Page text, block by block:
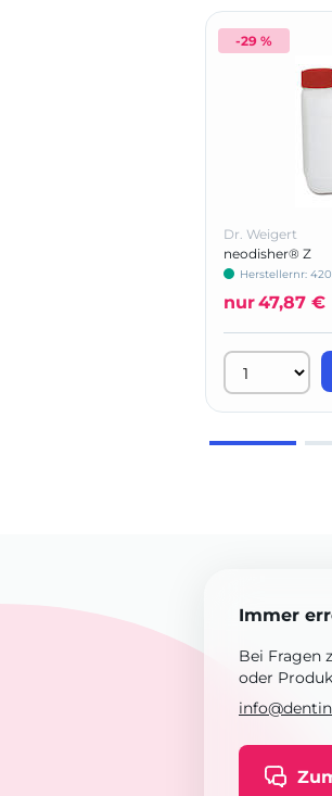
-29 %
Dr. Weigert
neodisher® Z
Herstellernr:
nur47,87 €
Immer
Bei Fragen
oder